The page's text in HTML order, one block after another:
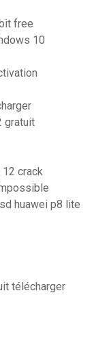
free
10
gratuit
crack
huawei p8 lite
télécharger